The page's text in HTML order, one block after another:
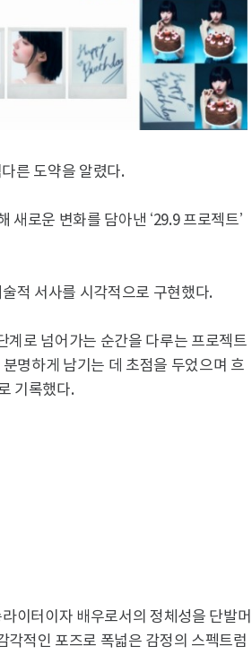
른 도약을 알렸다.
새로운 변화를 담아낸 ‘29.9 프로젝트’
적 서사를 시각적으로 구현했다.
계로 넘어가는 순간을 다루는 프로젝트
명하게 남기는 데 초점을 두었으며 흐
기록했다.
이터이자 배우로서의 정체성을 단발머
각적인 포즈로 폭넓은 감정의 스펙트럼